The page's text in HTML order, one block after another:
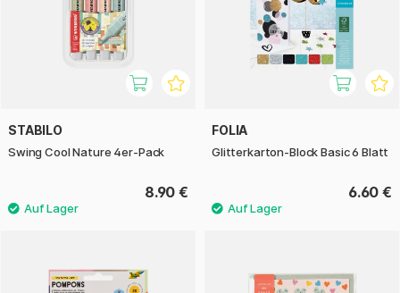
STABILO
Swing Cool Nature 4er-Pack
8.90 €
FOLIA
Glitterkarton-Block Basic 6 Blatt
6.60 €